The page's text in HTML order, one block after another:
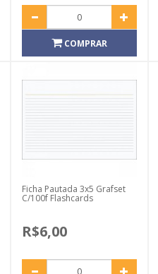
COMPRAR
Ficha Pautada 3x5 Grafset
C/100f Flashcards
R$6,00